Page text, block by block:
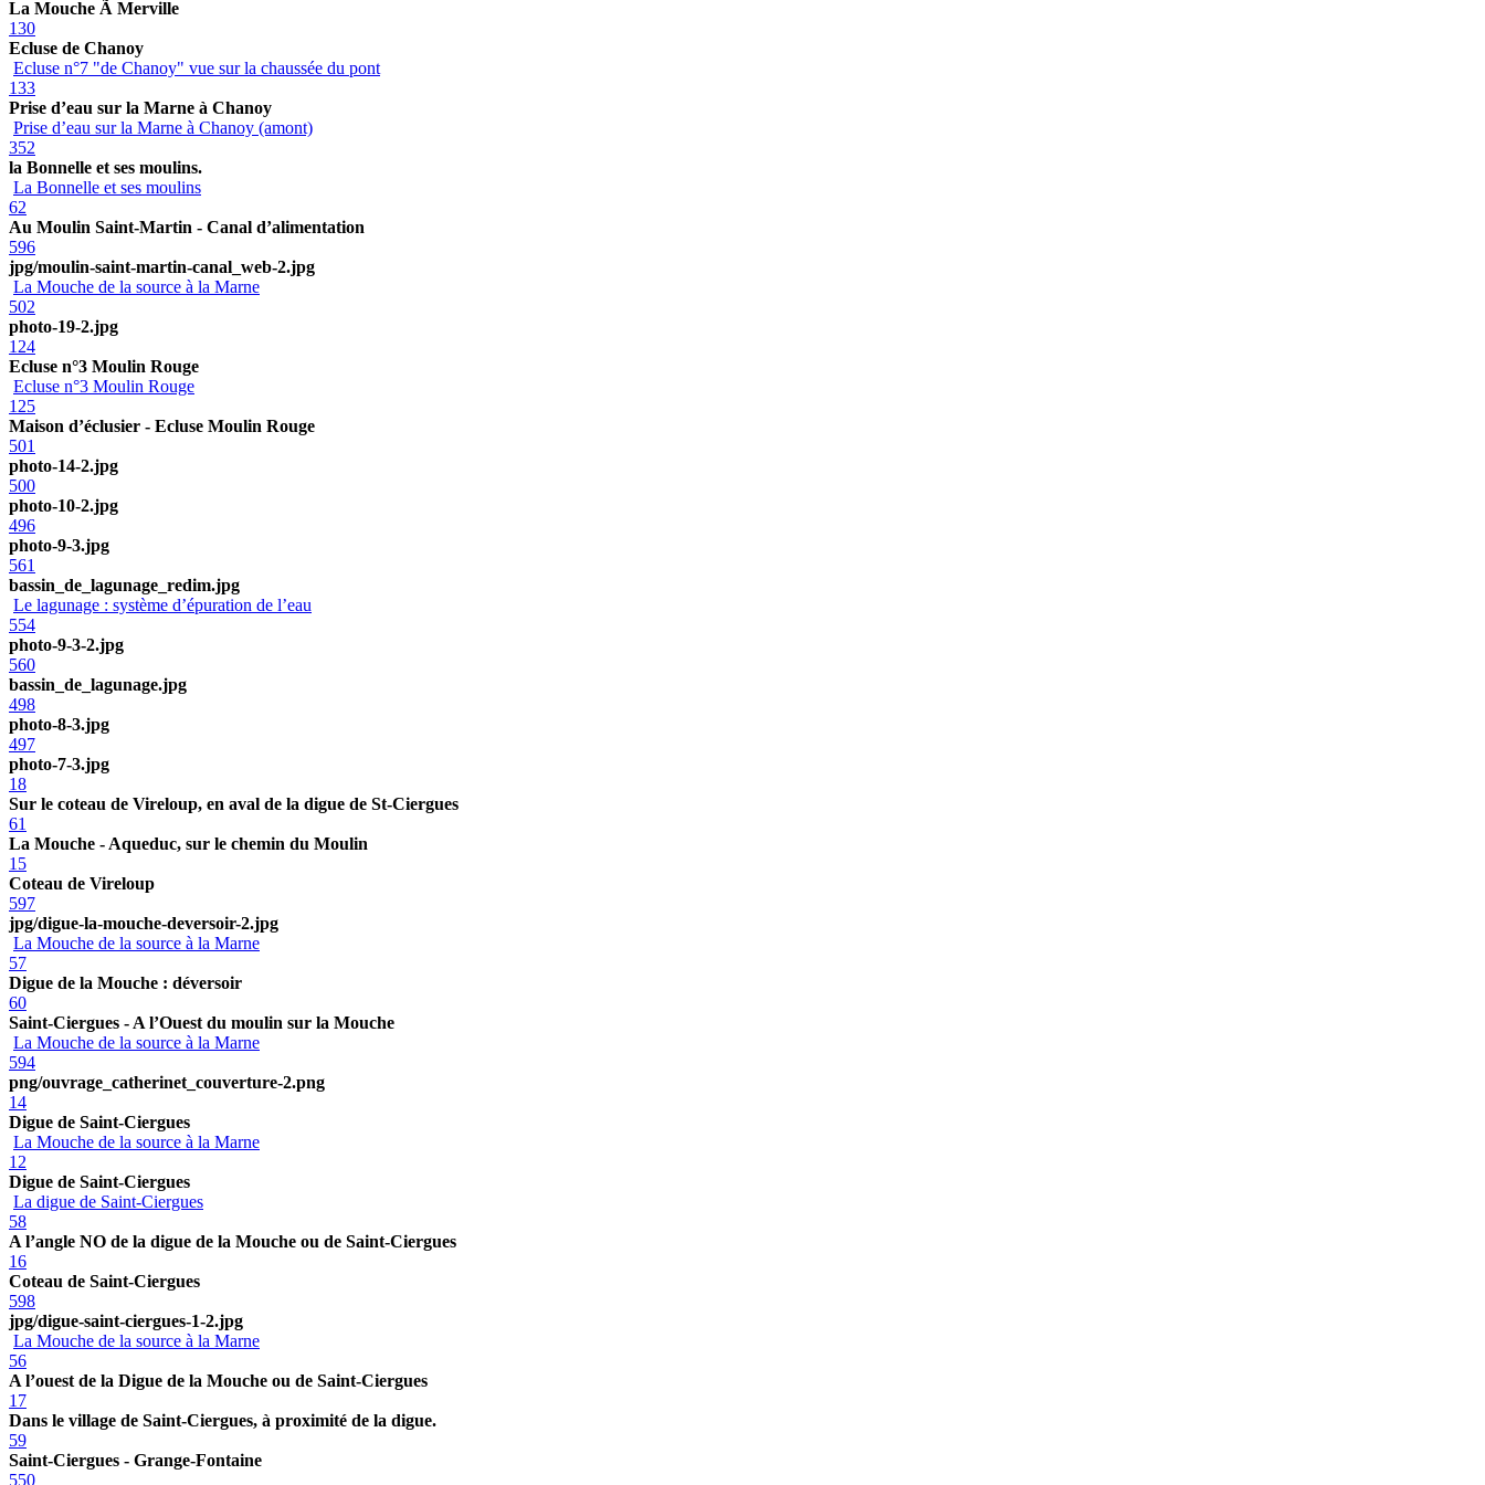
La Mouche Ã Merville
130
Ecluse de Chanoy
Ecluse n°7 "de Chanoy" vue sur la chaussée du pont
133
Prise d’eau sur la Marne à Chanoy
Prise d’eau sur la Marne à Chanoy (amont)
352
la Bonnelle et ses moulins.
La Bonnelle et ses moulins
62
Au Moulin Saint-Martin - Canal d’alimentation
596
jpg/moulin-saint-martin-canal_web-2.jpg
La Mouche de la source à la Marne
502
photo-19-2.jpg
124
Ecluse n°3 Moulin Rouge
Ecluse n°3 Moulin Rouge
125
Maison d’éclusier - Ecluse Moulin Rouge
501
photo-14-2.jpg
500
photo-10-2.jpg
496
photo-9-3.jpg
561
bassin_de_lagunage_redim.jpg
Le lagunage : système d’épuration de l’eau
554
photo-9-3-2.jpg
560
bassin_de_lagunage.jpg
498
photo-8-3.jpg
497
photo-7-3.jpg
18
Sur le coteau de Vireloup, en aval de la digue de St-Ciergues
61
La Mouche - Aqueduc, sur le chemin du Moulin
15
Coteau de Vireloup
597
jpg/digue-la-mouche-deversoir-2.jpg
La Mouche de la source à la Marne
57
Digue de la Mouche : déversoir
60
Saint-Ciergues - A l’Ouest du moulin sur la Mouche
La Mouche de la source à la Marne
594
png/ouvrage_catherinet_couverture-2.png
14
Digue de Saint-Ciergues
La Mouche de la source à la Marne
12
Digue de Saint-Ciergues
La digue de Saint-Ciergues
58
A l’angle NO de la digue de la Mouche ou de Saint-Ciergues
16
Coteau de Saint-Ciergues
598
jpg/digue-saint-ciergues-1-2.jpg
La Mouche de la source à la Marne
56
A l’ouest de la Digue de la Mouche ou de Saint-Ciergues
17
Dans le village de Saint-Ciergues, à proximité de la digue.
59
Saint-Ciergues - Grange-Fontaine
550